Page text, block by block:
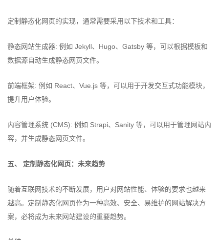
定制静态化网页的实现，通常需要采用以下技术和工具：
静态网站生成器: 例如 Jekyll、Hugo、Gatsby 等，可以根据模板和
数据源自动生成静态网页文件。
前端框架: 例如 React、Vue.js 等，可以用于开发交互式功能模块，
提升用户体验。
内容管理系统 (CMS): 例如 Strapi、Sanity 等，可以用于管理网站内
容，并生成静态网页文件。
五、 定制静态化网页：未来趋势
随着互联网技术的不断发展，用户对网站性能、体验的要求也越来
越高。定制静态化网页作为一种高效、安全、易维护的网站解决方
案，必将成为未来网站建设的重要趋势。